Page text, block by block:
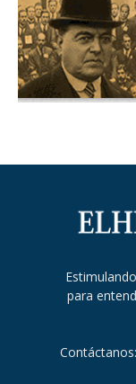
para
Contáctanos: